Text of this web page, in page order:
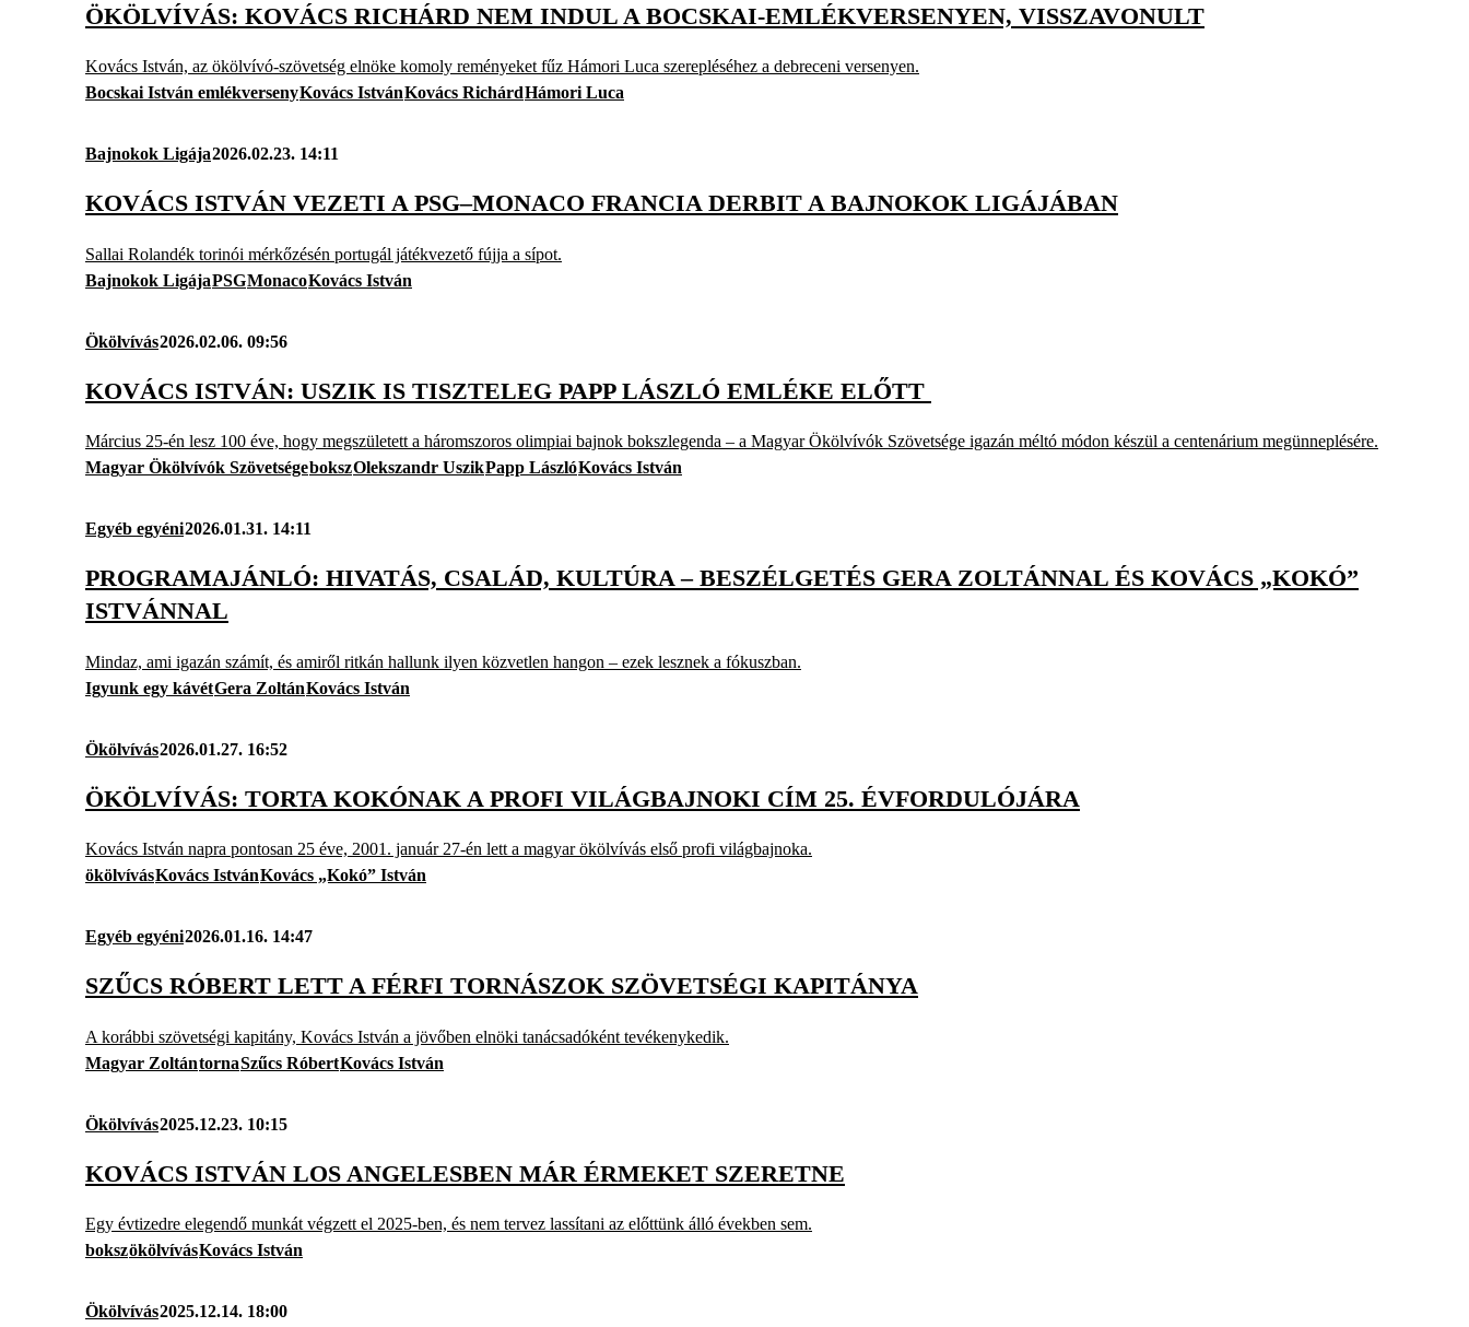
ÖKÖLVÍVÁS: KOVÁCS RICHÁRD NEM INDUL A BOCSKAI-EMLÉKVERSENYEN, VISSZAVONULT
Kovács István, az ökölvívó-szövetség elnöke komoly reményeket fűz Hámori Luca szerepléséhez a debreceni versenyen.
Bocskai István emlékversenyKovács IstvánKovács RichárdHámori Luca
Bajnokok Ligája2026.02.23. 14:11
KOVÁCS ISTVÁN VEZETI A PSG–MONACO FRANCIA DERBIT A BAJNOKOK LIGÁJÁBAN
Sallai Rolandék torinói mérkőzésén portugál játékvezető fújja a sípot.
Bajnokok LigájaPSGMonacoKovács István
Ökölvívás2026.02.06. 09:56
KOVÁCS ISTVÁN: USZIK IS TISZTELEG PAPP LÁSZLÓ EMLÉKE ELŐTT
Március 25-én lesz 100 éve, hogy megszületett a háromszoros olimpiai bajnok bokszlegenda – a Magyar Ökölvívók Szövetsége igazán méltó módon készül a centenárium megünneplésére.
Magyar Ökölvívók SzövetségebokszOlekszandr UszikPapp LászlóKovács István
Egyéb egyéni2026.01.31. 14:11
PROGRAMAJÁNLÓ: HIVATÁS, CSALÁD, KULTÚRA – BESZÉLGETÉS GERA ZOLTÁNNAL ÉS KOVÁCS „KOKÓ”
ISTVÁNNAL
Mindaz, ami igazán számít, és amiről ritkán hallunk ilyen közvetlen hangon – ezek lesznek a fókuszban.
Igyunk egy kávétGera ZoltánKovács István
Ökölvívás2026.01.27. 16:52
ÖKÖLVÍVÁS: TORTA KOKÓNAK A PROFI VILÁGBAJNOKI CÍM 25. ÉVFORDULÓJÁRA
Kovács István napra pontosan 25 éve, 2001. január 27-én lett a magyar ökölvívás első profi világbajnoka.
ökölvívásKovács IstvánKovács „Kokó” István
Egyéb egyéni2026.01.16. 14:47
SZŰCS RÓBERT LETT A FÉRFI TORNÁSZOK SZÖVETSÉGI KAPITÁNYA
A korábbi szövetségi kapitány, Kovács István a jövőben elnöki tanácsadóként tevékenykedik.
Magyar ZoltántornaSzűcs RóbertKovács István
Ökölvívás2025.12.23. 10:15
KOVÁCS ISTVÁN LOS ANGELESBEN MÁR ÉRMEKET SZERETNE
Egy évtizedre elegendő munkát végzett el 2025-ben, és nem tervez lassítani az előttünk álló években sem.
bokszökölvívásKovács István
Ökölvívás2025.12.14. 18:00